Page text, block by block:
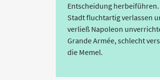
Entscheidung
Stadt fluchtartig verlassen
verließ Napoleon
Grande Armée, schlecht
die Memel.